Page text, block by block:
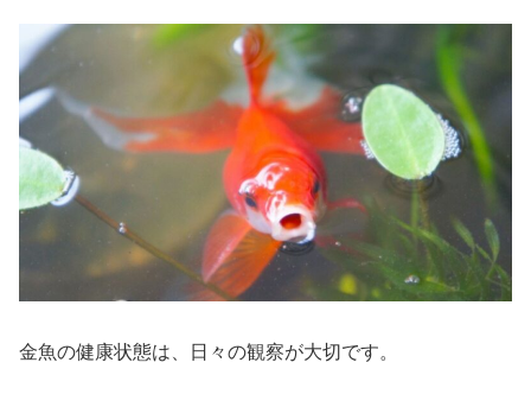
金魚の健康状態は、日々の観察が大切です。